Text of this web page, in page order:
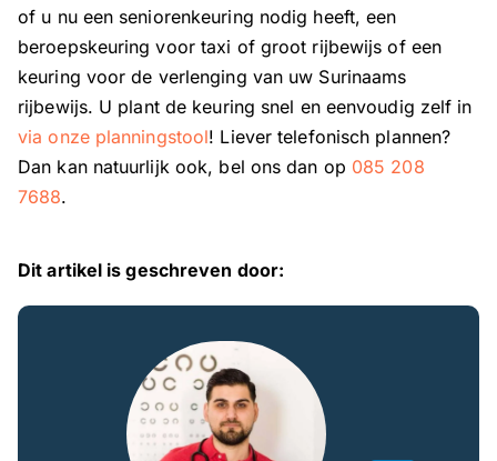
of u nu een seniorenkeuring nodig heeft, een
beroepskeuring voor taxi of groot rijbewijs of een
keuring voor de verlenging van uw Surinaams
rijbewijs. U plant de keuring snel en eenvoudig zelf in
via onze planningstool! Liever telefonisch plannen?
Dan kan natuurlijk ook, bel ons dan op 085 208
7688.
Dit artikel is geschreven door: